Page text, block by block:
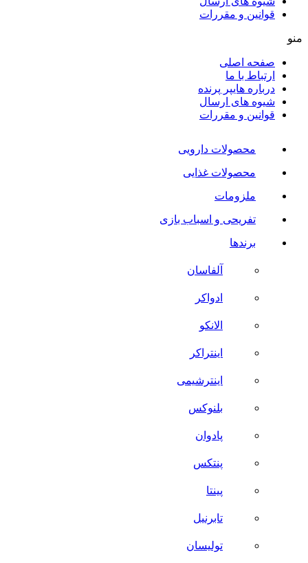
قوانین و مقررات
منو
صفحه اصلی
ارتباط با ما
درباره هایپر پرنده
شیوه های ارسال
قوانین و مقررات
محصولات دارویی
محصولات غذایی
ملزومات
تفریحی و اسباب بازی
برندها
آلفاسان
ادواکر
الانکو
اینتراکر
اینترشیمی
بلنوکس
پادوان
پنتکس
پینتا
تابرنیل
تولیسان